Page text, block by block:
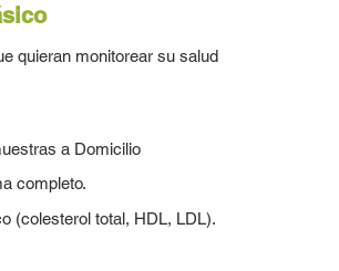
quieran monitorear su salud
a Domicilio
completo.
(colesterol total, HDL, LDL).